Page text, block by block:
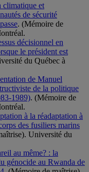
climatique et
de sécurité
. (Mémoire de
décisionnel en
le président est
du Québec à
de Manuel
de la politique
1989). (Mémoire de
à la réadaptation à
des fusiliers marins
Université du
au même? : la
génocide au Rwanda de